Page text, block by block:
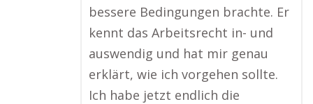
bessere Bedingungen brachte. Er
kennt das Arbeitsrecht in- und
auswendig und hat mir genau
erklärt, wie ich vorgehen sollte.
Ich habe jetzt endlich die